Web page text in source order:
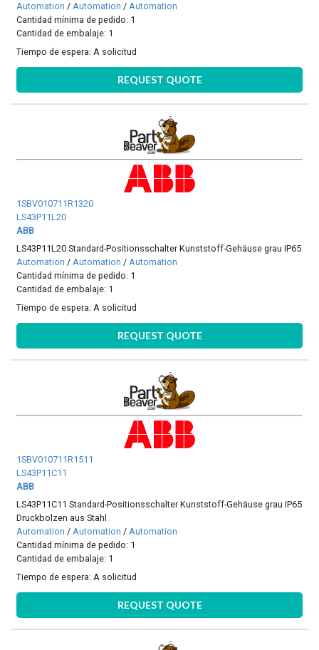
Automation /Automation /Automation
Cantidad mínima de pedido: 1
Cantidad de embalaje: 1
Tiempo de espera: A solicitud
REQUEST QUOTE
1SBV010711R1320
LS43P11L20
ABB
LS43P11L20 Standard-Positionsschalter Kunststoff-Gehäuse grau IP65
Automation /Automation /Automation
Cantidad mínima de pedido: 1
Cantidad de embalaje: 1
Tiempo de espera: A solicitud
REQUEST QUOTE
1SBV010711R1511
LS43P11C11
ABB
LS43P11C11 Standard-Positionsschalter Kunststoff-Gehäuse grau IP65
Druckbolzen aus Stahl
Automation /Automation /Automation
Cantidad mínima de pedido: 1
Cantidad de embalaje: 1
Tiempo de espera: A solicitud
REQUEST QUOTE